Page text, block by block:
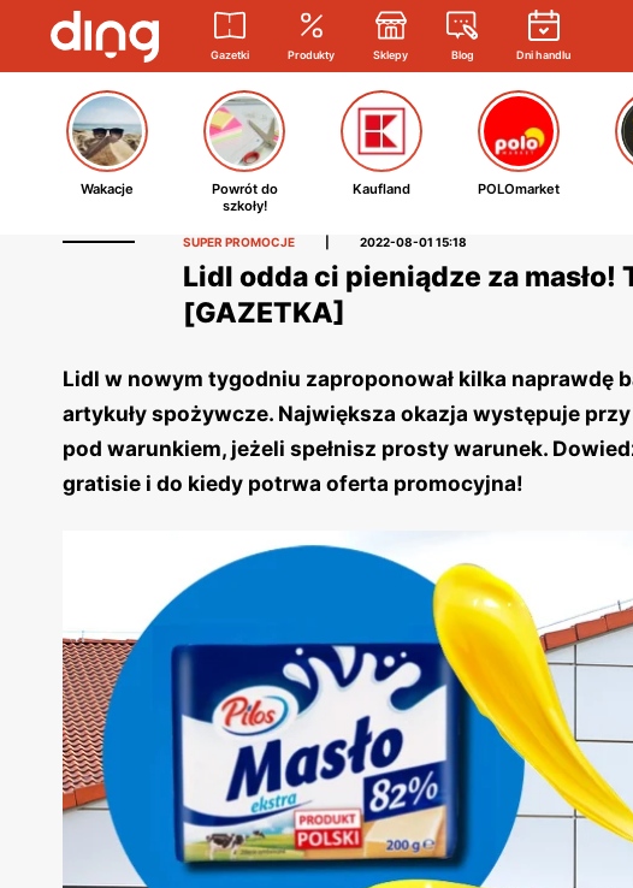
Gazetki Produkty Sklepy Blog Dni handlu
Wakacje
Powrót do
szkoły!
Kaufland POLOmarket
SUPER PROMOCJE 2022-08-01 15:18
Lidl odda ci pieniądze za
[GAZETKA]
Lidl w nowym tygodniu zaproponował kilka
artykuły spożywcze. Największa okazja występuje
pod warunkiem, jeżeli spełnisz prosty warunek.
gratisie i do kiedy potrwa oferta promocyjna!